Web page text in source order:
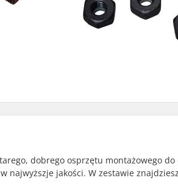
dobrego osprzętu montażowego
najwyższje jakości. W zestawie